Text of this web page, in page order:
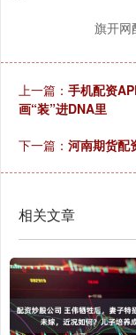
旗开网
上一篇： 手机配资
画“装”进DNA里
下一篇： 河南期货配
相关文章